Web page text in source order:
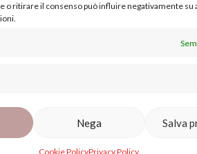
o ritirare il consenso può influire negativamente su
Nega Salva
Cookie PolicyPrivacy Policy
Via
©2026